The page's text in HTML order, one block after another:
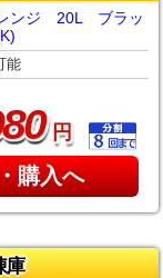
ンジ 20L ブラッ
能
円
購入へ
庫